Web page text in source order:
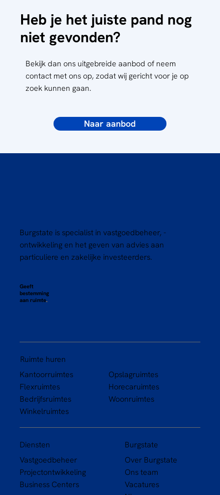
Heb je het juiste pand nog
niet gevonden?
Bekijk dan ons uitgebreide aanbod of neem
contact met ons op, zodat wij gericht voor je op
zoek kunnen gaan.
Naar aanbod
Burgstate is specialist in vastgoedbeheer, -
ontwikkeling en het geven van advies aan
particuliere en zakelijke investeerders.
Geeft
bestemming
aan ruimte.
Ruimte huren
Kantoorruimtes
Flexruimtes
Bedrijfsruimtes
Winkelruimtes
Opslagruimtes
Horecaruimtes
Woonruimtes
Diensten
Vastgoedbeheer
Projectontwikkeling
Business Centers
Burgstate
Over Burgstate
Ons team
Vacatures